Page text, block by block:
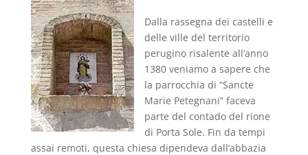
Dalla rassegna dei castelli e
delle ville del territorio
perugino risalente all’anno
1380 veniamo a sapere che
la parrocchia di “Sancte
Marie Petegnani” faceva
parte del contado del rione
di Porta Sole. Fin da tempi
assai remoti, questa chiesa dipendeva dall’abbazia